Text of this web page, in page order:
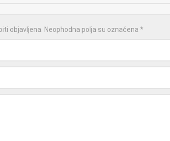
objavljena. Neophodna polja su označena *